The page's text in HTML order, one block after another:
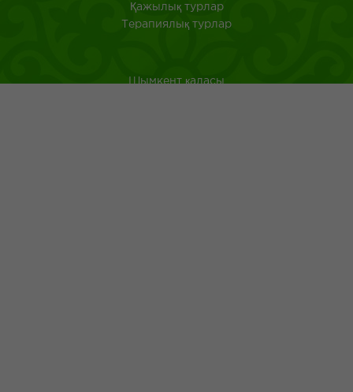
Қажылық турлар
Терапиялық турлар
Шымкент қаласы